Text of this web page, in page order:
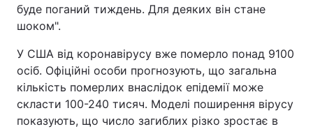
буде поганий тиждень. Для деяких він стане
шоком".
У США від коронавірусу вже померло понад 9100
осіб. Офіційні особи прогнозують, що загальна
кількість померлих внаслідок епідемії може
скласти 100-240 тисяч. Моделі поширення вірусу
показують, що число загиблих різко зростає в